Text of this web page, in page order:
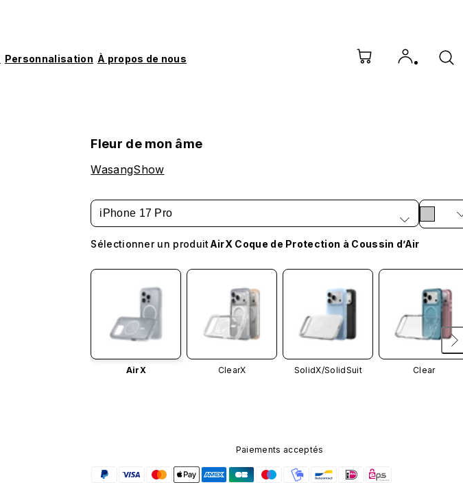
Personnalisation À propos de nous
Fleur de mon âme
WasangShow
iPhone 17 Pro
Sélectionner un produit AirX Coque de Protection à Coussin d’Air
AirX ClearX SolidX/SolidSuit Clear
Paiements acceptés